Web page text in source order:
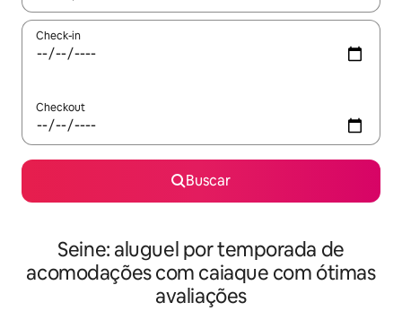
Check-in
Checkout
Buscar
Seine: aluguel por temporada de
acomodações com caiaque com ótimas
avaliações